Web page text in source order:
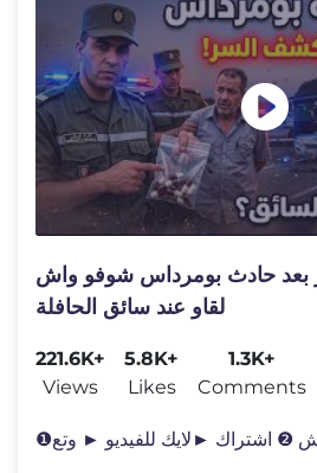
بعد حادث بومرداس شوفو واش
لقاو عند سائق الحافلة
221.6K+
Views
5.8K+
Likes
1.3K+
Comments
❷ اشتراك ►لايك للفيديو ► وتع